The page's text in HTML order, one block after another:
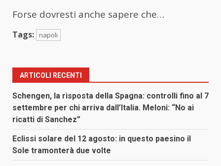
Forse dovresti anche sapere che…
Tags: napoli
ARTICOLI RECENTI
Schengen, la risposta della Spagna: controlli fino al 7
settembre per chi arriva dall’Italia. Meloni: “No ai
ricatti di Sanchez”
Eclissi solare del 12 agosto: in questo paesino il
Sole tramonterà due volte